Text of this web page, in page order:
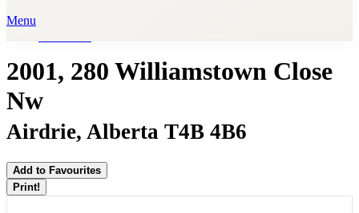
Menu
2001, 280 Williamstown Close
Nw
Airdrie, Alberta T4B 4B6
Add to Favourites
Print!